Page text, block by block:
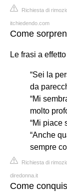
Richiesta di
itchiedendo.com
Come
Le frasi a
“Sei la
da
“Mi
molto
“Mi piace
“Anche
sempre
Richiesta di
diredonna.it
Come